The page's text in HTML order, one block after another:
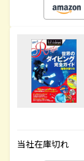
当社在庫切れ